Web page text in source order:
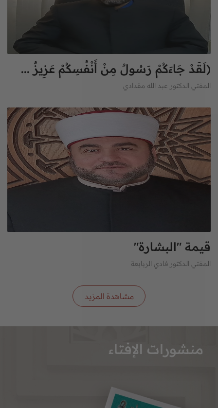
(لَقَدْ جَاءَكُمْ رَسُولٌ مِنْ أَنْفُسِكُمْ عَزِيزٌ ...
المفتي الدكتور عبد الله مقدادي
قيمة "البشارة"
المفتي الدكتور فادي الربابعة
مشاهدة المزيد
منشورات الإفتاء